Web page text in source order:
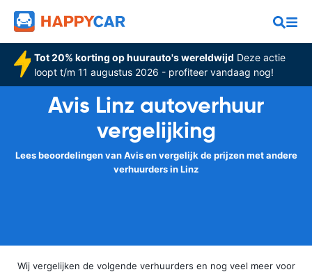
Tot 20% korting op huurauto's wereldwijd Deze actie
loopt t/m 11 augustus 2026 - profiteer vandaag nog!
Avis Linz autoverhuur
vergelijking
Lees beoordelingen van Avis en vergelijk de prijzen met andere
verhuurders in Linz
Wij vergelijken de volgende verhuurders en nog veel meer voor